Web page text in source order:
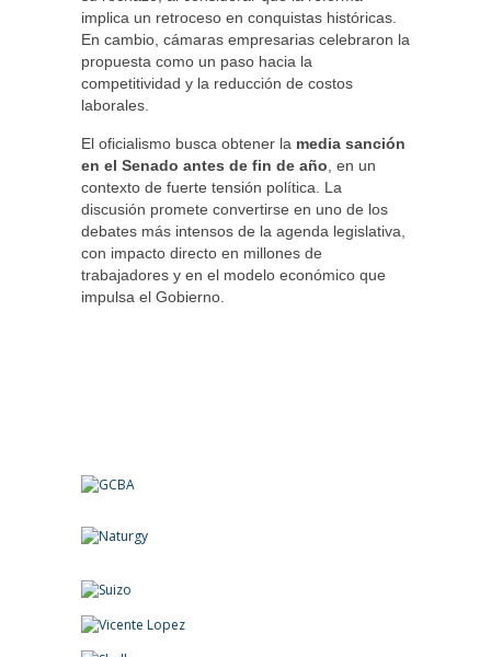
implica un retroceso en conquistas históricas.
En cambio, cámaras empresarias celebraron la
propuesta como un paso hacia la
competitividad y la reducción de costos
laborales.
El oficialismo busca obtener la media sanción
en el Senado antes de fin de año , en un
contexto de fuerte tensión política. La
discusión promete convertirse en uno de los
debates más intensos de la agenda legislativa,
con impacto directo en millones de
trabajadores y en el modelo económico que
impulsa el Gobierno.